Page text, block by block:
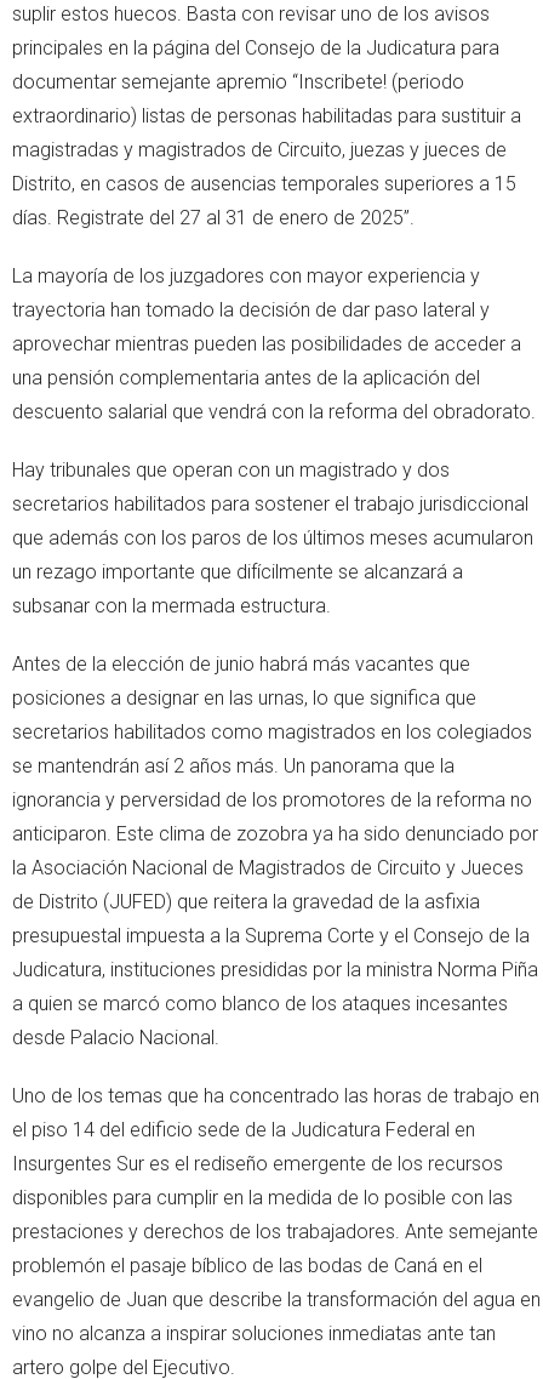
suplir estos huecos. Basta con revisar uno de los avisos
principales en la página del Consejo de la Judicatura para
documentar semejante apremio “Inscribete! (periodo
extraordinario) listas de personas habilitadas para sustituir a
magistradas y magistrados de Circuito, juezas y jueces de
Distrito, en casos de ausencias temporales superiores a 15
días. Registrate del 27 al 31 de enero de 2025”.
La mayoría de los juzgadores con mayor experiencia y
trayectoria han tomado la decisión de dar paso lateral y
aprovechar mientras pueden las posibilidades de acceder a
una pensión complementaria antes de la aplicación del
descuento salarial que vendrá con la reforma del obradorato.
Hay tribunales que operan con un magistrado y dos
secretarios habilitados para sostener el trabajo jurisdiccional
que además con los paros de los últimos meses acumularon
un rezago importante que difícilmente se alcanzará a
subsanar con la mermada estructura.
Antes de la elección de junio habrá más vacantes que
posiciones a designar en las urnas, lo que significa que
secretarios habilitados como magistrados en los colegiados
se mantendrán así 2 años más. Un panorama que la
ignorancia y perversidad de los promotores de la reforma no
anticiparon. Este clima de zozobra ya ha sido denunciado por
la Asociación Nacional de Magistrados de Circuito y Jueces
de Distrito (JUFED) que reitera la gravedad de la asfixia
presupuestal impuesta a la Suprema Corte y el Consejo de la
Judicatura, instituciones presididas por la ministra Norma Piña
a quien se marcó como blanco de los ataques incesantes
desde Palacio Nacional.
Uno de los temas que ha concentrado las horas de trabajo en
el piso 14 del edificio sede de la Judicatura Federal en
Insurgentes Sur es el rediseño emergente de los recursos
disponibles para cumplir en la medida de lo posible con las
prestaciones y derechos de los trabajadores. Ante semejante
problemón el pasaje bíblico de las bodas de Caná en el
evangelio de Juan que describe la transformación del agua en
vino no alcanza a inspirar soluciones inmediatas ante tan
artero golpe del Ejecutivo.